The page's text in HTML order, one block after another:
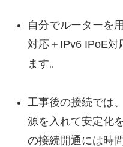
自分でルーターを
対応＋IPv6 IPoE対
ます。
工事後の接続では
源を入れて安定化
の接続開通には時